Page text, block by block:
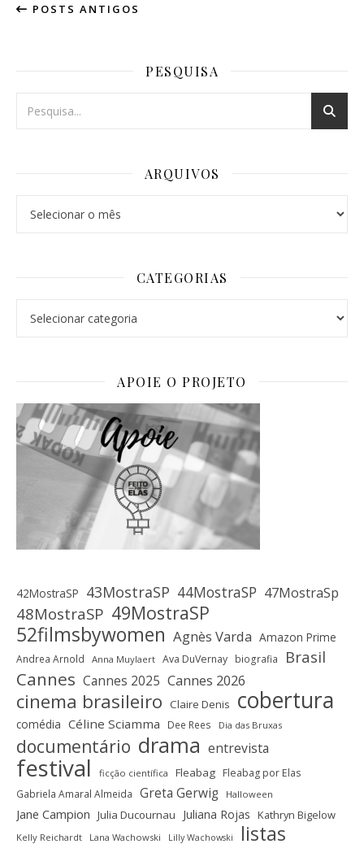
POSTS ANTIGOS
PESQUISA
ARQUIVOS
CATEGORIAS
APOIE O PROJETO
42MostraSP 43MostraSP 44MostraSP 47MostraSp
48MostraSP 49MostraSP
52filmsbywomen Agnès Varda Amazon Prime
Andrea Arnold Anna Muylaert Ava DuVernay biografia Brasil
Cannes Cannes 2025 Cannes 2026
cinema brasileiro Claire Denis cobertura
comédia Céline Sciamma Dee Rees Dia das Bruxas
documentário drama entrevista
festival ficção científica Fleabag Fleabag por Elas
Gabriela Amaral Almeida Greta Gerwig Halloween
Jane Campion Julia Ducournau Juliana Rojas Kathryn Bigelow
Kelly Reichardt Lana Wachowski Lilly Wachowski listas